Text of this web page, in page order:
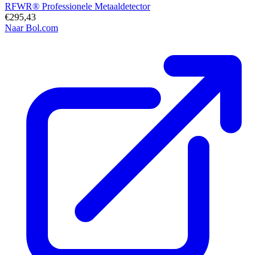
RFWR® Professionele Metaaldetector
€295,43
Naar Bol.com